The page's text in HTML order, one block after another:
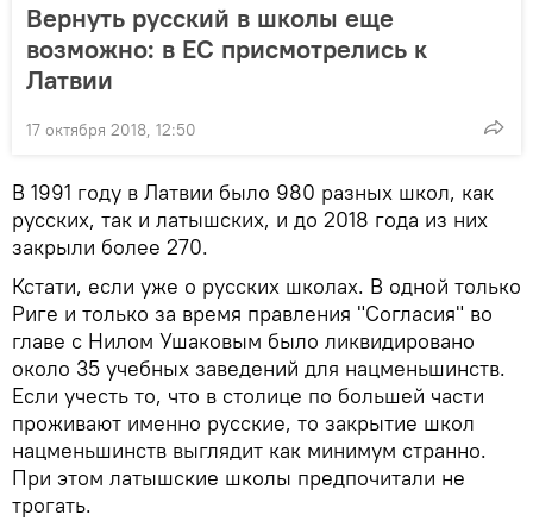
Вернуть русский в школы еще
возможно: в ЕС присмотрелись к
Латвии
17 октября 2018, 12:50
В 1991 году в Латвии было 980 разных школ, как
русских, так и латышских, и до 2018 года из них
закрыли более 270.
Кстати, если уже о русских школах. В одной только
Риге и только за время правления "Согласия" во
главе с Нилом Ушаковым было ликвидировано
около 35 учебных заведений для нацменьшинств.
Если учесть то, что в столице по большей части
проживают именно русские, то закрытие школ
нацменьшинств выглядит как минимум странно.
При этом латышские школы предпочитали не
трогать.